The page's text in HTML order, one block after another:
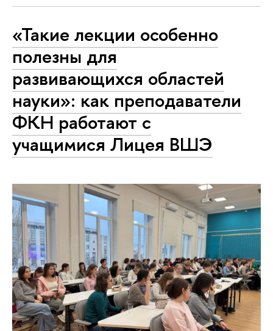
«Такие лекции особенно
полезны для
развивающихся областей
науки»: как преподаватели
ФКН работают с
учащимися Лицея ВШЭ